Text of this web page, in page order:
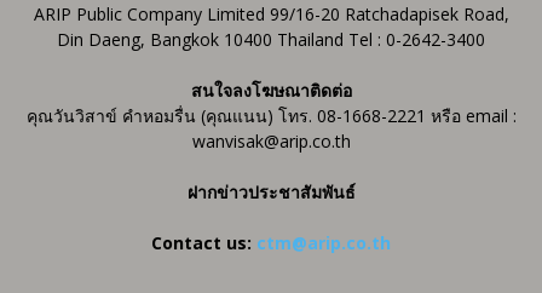
ARIP Public Company Limited 99/16-20 Ratchadapisek Road,
Din Daeng, Bangkok 10400 Thailand Tel : 0-2642-3400
สนใจลงโฆษณาติดต่อ
คุณวันวิสาข์ คำหอมรื่น (คุณแนน) โทร. 08-1668-2221 หรือ email :
wanvisak@arip.co.th
ฝากข่าวประชาสัมพันธ์
Contact us: ctm@arip.co.th